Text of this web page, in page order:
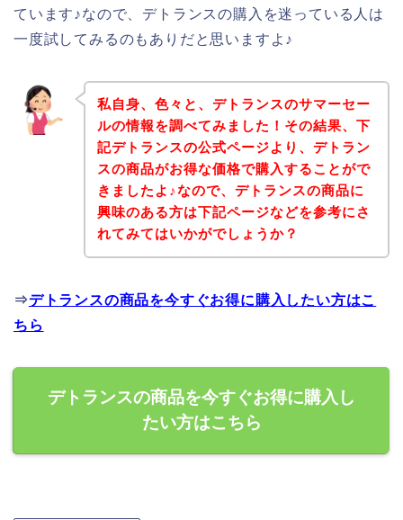
ています♪なので、デトランスの購入を迷っている人は
一度試してみるのもありだと思いますよ♪
私自身、色々と、デトランスのサマーセー
ルの情報を調べてみました！その結果、下
記デトランスの公式ページより、デトラン
スの商品がお得な価格で購入することがで
きましたよ♪なので、デトランスの商品に
興味のある方は下記ページなどを参考にさ
れてみてはいかがでしょうか？
⇒デトランスの商品を今すぐお得に購入したい方はこ
ちら
デトランスの商品を今すぐお得に購入し
たい方はこちら